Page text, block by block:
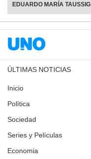
EDUARDO MARÍA TAUSSIG
ÚLTIMAS NOTICIAS
Inicio
Política
Sociedad
Series y Películas
Economia